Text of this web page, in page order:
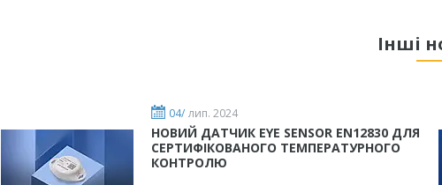
Інші
04/ лип. 2024
НОВИЙ ДАТЧИК EYE SENSOR EN12830 ДЛЯ
СЕРТИФІКОВАНОГО ТЕМПЕРАТУРНОГО
КОНТРОЛЮ